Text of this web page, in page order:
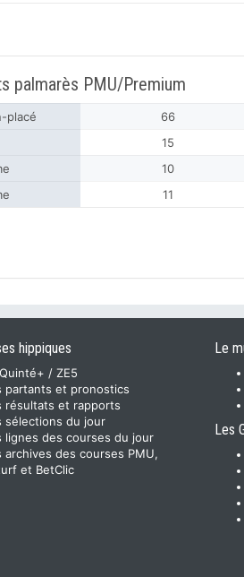
palmarès PMU/Premium
placé 66
15
10
11
hippiques
/ ZE5
partants et pronostics
résultats et rapports
sélections du jour
lignes des courses du jour
archives des courses PMU,
et BetClic
Le
Les